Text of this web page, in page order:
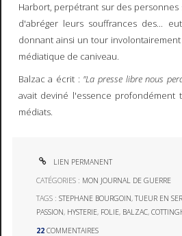
Harbort, perpétrant sur des
d'abréger leurs souffrances des...
donnant ainsi un tour
médiatique de caniveau.
Balzac a écrit : "La presse libre nous
avait deviné l'essence profondément
médiats.
LIEN PERMANENT
CATÉGORIES : MON JOURNAL DE GUERRE
TAGS :STEPHANE BOURGOIN,TUEUR EN
PASSION, HYSTERIE, FOLIE, BALZAC,
22 COMMENTAIRES